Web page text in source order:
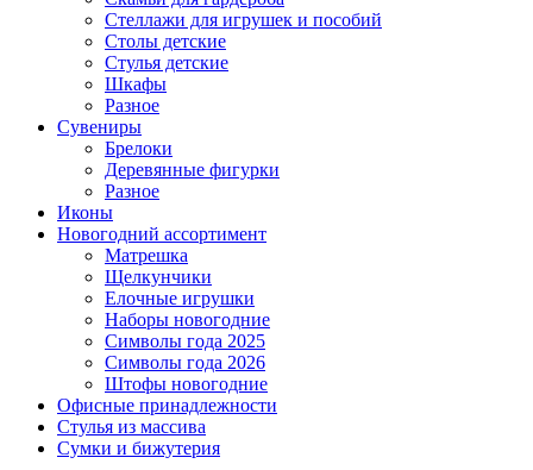
Стеллажи для игрушек и пособий
Столы детские
Стулья детские
Шкафы
Разное
Сувениры
Брелоки
Деревянные фигурки
Разное
Иконы
Новогодний ассортимент
Матрешка
Щелкунчики
Елочные игрушки
Наборы новогодние
Символы года 2025
Символы года 2026
Штофы новогодние
Офисные принадлежности
Стулья из массива
Сумки и бижутерия